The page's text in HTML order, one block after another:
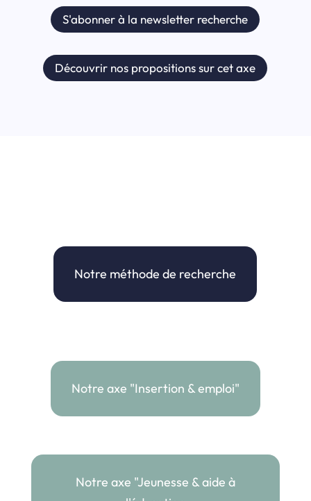
S'abonner à la newsletter recherche
Découvrir nos propositions sur cet axe
Notre méthode de recherche
Notre axe "Insertion & emploi"
Notre axe "Jeunesse & aide à